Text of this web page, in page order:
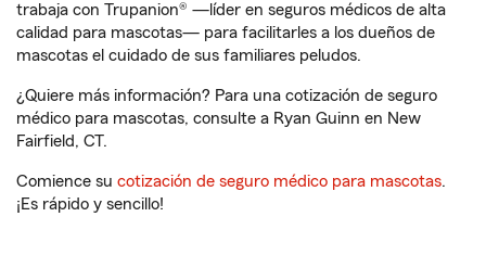
trabaja con Trupanion® —líder en seguros médicos de alta
calidad para mascotas— para facilitarles a los dueños de
mascotas el cuidado de sus familiares peludos.
¿Quiere más información? Para una cotización de seguro
médico para mascotas, consulte a Ryan Guinn en New
Fairfield, CT.
Comience su cotización de seguro médico para mascotas.
¡Es rápido y sencillo!